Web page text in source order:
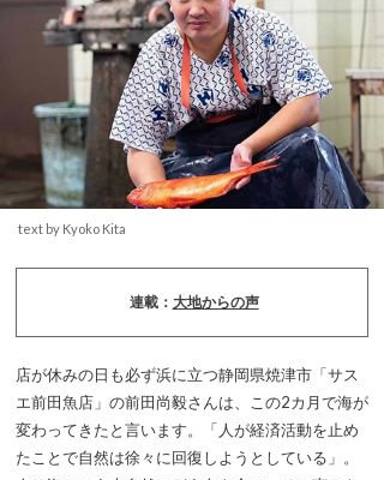
text by Kyoko Kita
連載： 大地からの声
店が休みの日も必ず浜に立つ静岡県焼津市「サス
エ前田魚店」の前田尚毅さんは、この2カ月で海が
変わってきたと言います。「人が経済活動を止め
たことで自然は徐々に回復しようとしている」。